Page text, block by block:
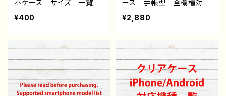
ホケース サイズ 一覧
選び方 iPhoneケース A
eria GooglePixel AQ
ル etc. 手帳型 全機種
対応
¥400
ース 手帳型 全機種対
応 おしゃれ イラスト
可愛い女の子 エモい iP
UOS sense 4 5 6 Xper
y Android アンドロイ
ド ケース 個性的 おす
すめ JK 女子高校生
¥2,880